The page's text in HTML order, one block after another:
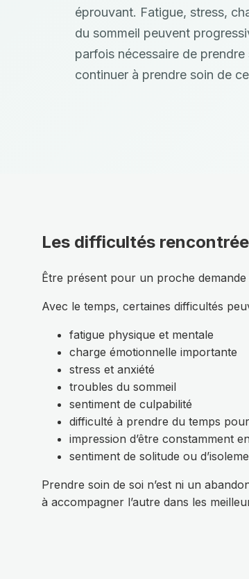
éprouvant. Fatigue, stress,
du sommeil peuvent
parfois nécessaire de
continuer à prendre soin de
Les difficultés
Être présent pour un proche demande
Avec le temps, certaines difficultés
fatigue physique et mentale
charge émotionnelle importante
stress et anxiété
troubles du sommeil
sentiment de culpabilité
difficulté à prendre du temps
impression d’être constamment
sentiment de solitude ou
Prendre soin de soi n’est ni un
à accompagner l’autre dans les